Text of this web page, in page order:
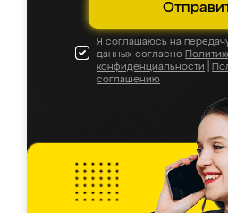
Я соглашаюсь на
данных согласно
конфиденциальности
соглашению